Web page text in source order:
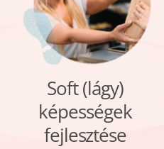
Soft (lágy)
képességek
fejlesztése